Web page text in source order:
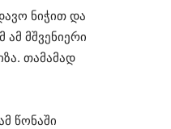
ნიჭით და
მშვენიერი
თამამად
წონაში